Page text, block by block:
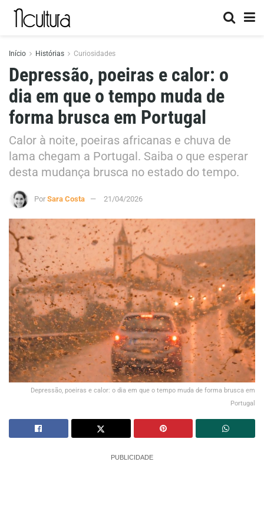
Início Histórias Curiosidades
Depressão, poeiras e calor: o
dia em que o tempo muda de
forma brusca em Portugal
Calor à noite, poeiras africanas e chuva de
lama chegam a Portugal. Saiba o que esperar
desta mudança brusca no estado do tempo.
Por Sara Costa 21/04/2026
Depressão, poeiras e calor: o dia em que o tempo muda de forma brusca em
Portugal
PUBLICIDADE